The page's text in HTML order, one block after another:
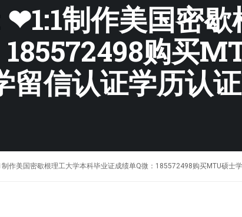
❤1:1制作美国密
购买
留信认证学历认
作美国密歇根理工大学本科毕业证成绩单Q微：185572498购买MTU硕士